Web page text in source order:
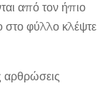
από τον ήπιο
στο φύλλο κλέψτε
αρθρώσεις